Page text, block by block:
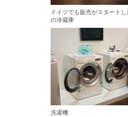
ドイツでも販売がスタート
の冷蔵庫
洗濯機